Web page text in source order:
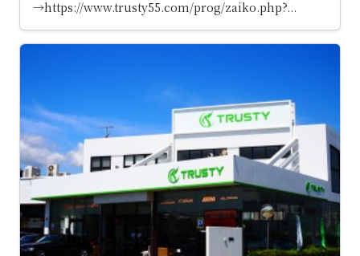
→https://www.trusty55.com/prog/zaiko.php?...